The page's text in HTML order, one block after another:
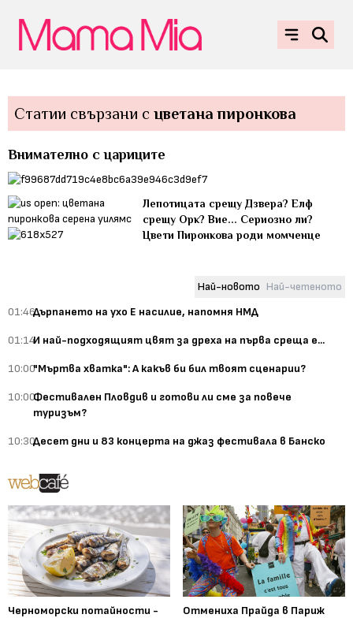
Статии свързани с цветана пиронкова
Внимателно с цариците
Лепотицата срещу Дзвера? Елф
срещу Орк? Вие... Сериозно ли?
Цвети Пиронкова роди момченце
Най-новото Най-четеното
01:46Дърпането на ухо Е насилие, напомня НМД
01:14И най-подходящият цвят за дреха на първа среща е...
10:00"Мъртва хватка": А какъв би бил твоят сценарии?
10:00Фестивален Пловдив и готови ли сме за повече
туризъм?
10:30Десет дни и 83 концерта на джаз фестивала в Банско
Черноморски потайности -
Отмениха Прайда в Париж